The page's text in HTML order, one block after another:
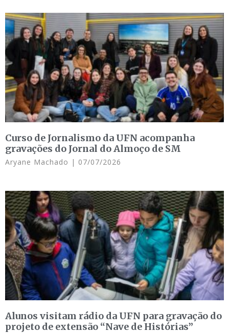
Curso de Jornalismo da UFN acompanha
gravações do Jornal do Almoço de SM
Aryane Machado 07/07/2026
Alunos visitam rádio da UFN para gravação do
projeto de extensão “Nave de Histórias”